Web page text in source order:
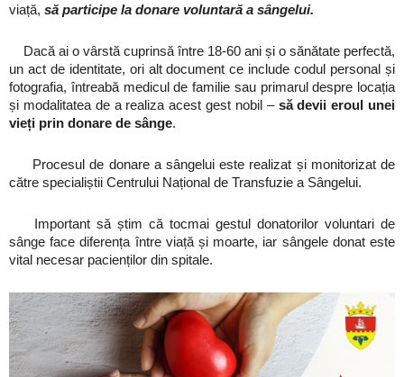
viață, să participe la donare voluntară a sângelui.
Dacă ai o vârstă cuprinsă între 18-60 ani și o sănătate perfectă,
un act de identitate, ori alt document ce include codul personal și
fotografia, întreabă medicul de familie sau primarul despre locația
și modalitatea de a realiza acest gest nobil – să devii eroul unei
vieți prin donare de sânge.
Procesul de donare a sângelui este realizat și monitorizat de
către specialiștii Centrului Național de Transfuzie a Sângelui.
Important să știm că tocmai gestul donatorilor voluntari de
sânge face diferența între viață și moarte, iar sângele donat este
vital necesar pacienților din spitale.